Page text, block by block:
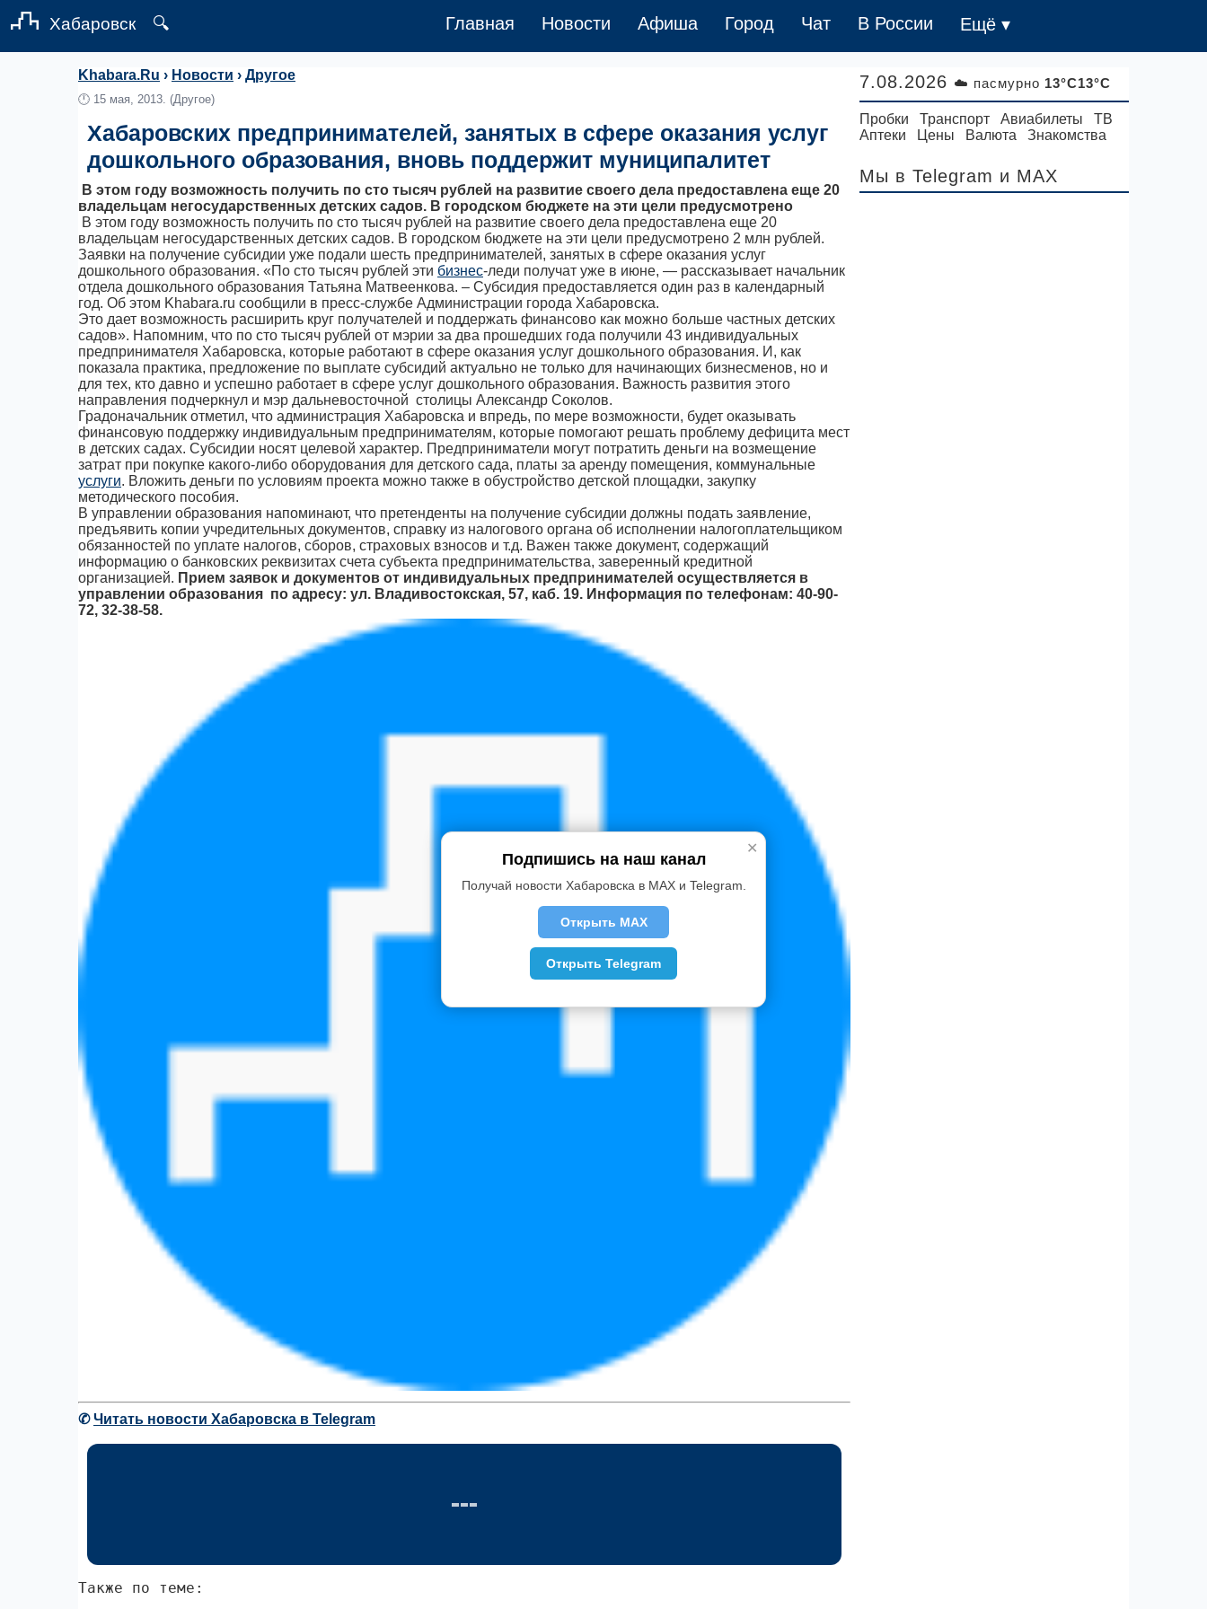
Хабаровск 🔍 Главная Новости Афиша Город Чат В России Ещё ▾
Khabara.Ru › Новости › Другое
🕛 15 мая, 2013. (Другое)
Хабаровских предпринимателей, занятых в сфере оказания услуг
дошкольного образования, вновь поддержит муниципалитет
В этом году возможность получить по сто тысяч рублей на развитие своего дела предоставлена еще 20
владельцам негосударственных детских садов. В городском бюджете на эти цели предусмотрено
В этом году возможность получить по сто тысяч рублей на развитие своего дела предоставлена еще 20
владельцам негосударственных детских садов. В городском бюджете на эти цели предусмотрено 2 млн рублей.
Заявки на получение субсидии уже подали шесть предпринимателей, занятых в сфере оказания услуг
дошкольного образования. «По сто тысяч рублей эти бизнес-леди получат уже в июне, — рассказывает начальник
отдела дошкольного образования Татьяна Матвеенкова. – Субсидия предоставляется один раз в календарный
год. Об этом Khabara.ru сообщили в пресс-службе Администрации города Хабаровска.
Это дает возможность расширить круг получателей и поддержать финансово как можно больше частных детских
садов». Напомним, что по сто тысяч рублей от мэрии за два прошедших года получили 43 индивидуальных
предпринимателя Хабаровска, которые работают в сфере оказания услуг дошкольного образования. И, как
показала практика, предложение по выплате субсидий актуально не только для начинающих бизнесменов, но и
для тех, кто давно и успешно работает в сфере услуг дошкольного образования. Важность развития этого
направления подчеркнул и мэр дальневосточной столицы Александр Соколов.
Градоначальник отметил, что администрация Хабаровска и впредь, по мере возможности, будет оказывать
финансовую поддержку индивидуальным предпринимателям, которые помогают решать проблему дефицита мест
в детских садах. Субсидии носят целевой характер. Предприниматели могут потратить деньги на возмещение
затрат при покупке какого-либо оборудования для детского сада, платы за аренду помещения, коммунальные
услуги. Вложить деньги по условиям проекта можно также в обустройство детской площадки, закупку
методического пособия.
В управлении образования напоминают, что претенденты на получение субсидии должны подать заявление,
предъявить копии учредительных документов, справку из налогового органа об исполнении налогоплательщиком
обязанностей по уплате налогов, сборов, страховых взносов и т.д. Важен также документ, содержащий
информацию о банковских реквизитах счета субъекта предпринимательства, заверенный кредитной
организацией. Прием заявок и документов от индивидуальных предпринимателей осуществляется в
управлении образования по адресу: ул. Владивостокская, 57, каб. 19. Информация по телефонам: 40-90-
72, 32-38-58.
✆Читать новости Хабаровска в Telegram
Также по теме:
✕
Подпишись на наш канал
Получай новости Хабаровска в MAX и Telegram.
Открыть MAX
Открыть Telegram
7.08.2026 ☁️ пасмурно 13°C13°C
Пробки Транспорт Авиабилеты
ТВ
Аптеки
Цены Валюта Знакомства
Мы в Telegram и MAX